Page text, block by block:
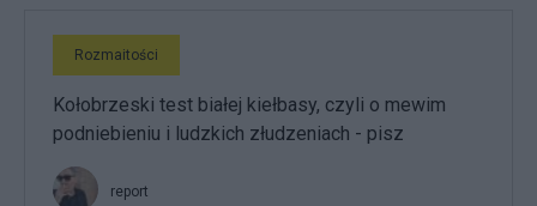
Rozmaitości
Kołobrzeski test białej kiełbasy, czyli o mewim
podniebieniu i ludzkich złudzeniach - pisz
report